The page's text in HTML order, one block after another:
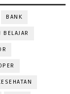
BANK